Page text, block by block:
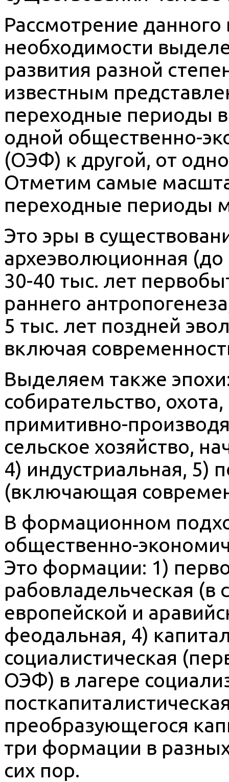
Рассмотрение
необходимости
развития разной
известным
переходные периоды
одной общественно-
(ОЭФ) к другой, от
Отметим самые
переходные периоды
Это эры в
археэволюционная (до
30-40 тыс. лет
раннего
5 тыс. лет поздней
включая
Выделяем также
собирательство,
примитивно-
сельское хозяйство,
4) индустриальная, 5)
(включающая
В формационном
общественно-
Это формации: 1)
рабовладельческая (в
европейской и
феодальная, 4)
социалистическая
ОЭФ) в лагере
преобразующегося
три формации в
сих пор.